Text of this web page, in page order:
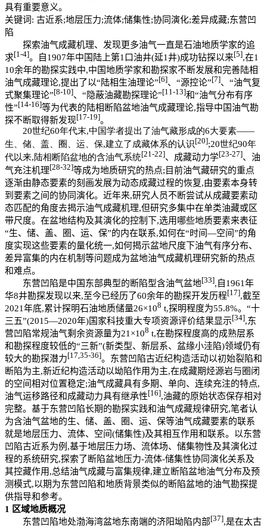
具有重要意义。
关键词: 古近系;地层压力;流体;储集性;协同演化;差异成藏;东营凹
陷
探索油气成藏机理、发现更多油气一直是石油地质学家的追
求[1-4]。自1907年中国陆上第1口油井(延1井)成功钻探以来[5],在1
10余年的勘探实践中,中国地质学家和勘探家不断发展和完善陆相
油气成藏理论,提出了以“陆相生油理论”[6]、“源控论”[7]、“油气复
式聚集理论”[8-10]、“隐蔽油藏勘探理论”[11-13]和“油气分布有序
性”[14-16]等为代表的陆相断陷盆地油气成藏理论,指导中国油气勘
探不断取得新发现[17-19]。
20世纪60年代末,中国学者提出了油气藏形成的6大要素——
生、储、盖、圈、运、保,建立了成藏体系的认识[20];20世纪90年
代以来,陆相断陷盆地的含油气系统[21-22]、成藏动力学[23-27]、油
气充注机理[28-32]等成为地质研究的热点;目前油气藏研究的重点
逐渐由静态要素的刻画发展为动态成藏过程的恢复,由要素本身转
到要素之间的协同演化。近年来,研究人员不断尝试从成藏要素动
态匹配的角度去揭示油气成藏机理,但研究多集中在单类油藏或区
带尺度。在盆地结构及其演化的控制下,选用哪些地质要素来表征
“生、储、盖、圈、运、保”的内在联系,如何在“时间—空间”的角
度实现这些要素的量化统一,如何揭示盆地尺度下油气有序分布、
差异富集的内在机制等问题成为盆地油气成藏机理研究新的热点
和难点。
东营凹陷是中国东部典型的断陷型含油气盆地[33],自1961年
华8井勘探发现以来,至今已经历了60余年的勘探开发历程[17],截至
2021年底,累计探明石油地质储量26×108 t,探明程度为55.8%。“十
三五”(2015—2020年)国家科技重大专项资源评价结果显示[34],东
营凹陷常规油气剩余资源量为21×108 t,在勘探程度高的成熟层系
和勘探程度较低的“三新”(新类型、新层系、盆缘小洼陷)领域仍有
较大的勘探潜力[17,35-36]。东营凹陷古近纪构造活动以初始裂陷和
断陷为主,新近纪构造活动以坳陷作用为主,在成藏期烃源岩与圈闭
的空间相对位置稳定;油气成藏具有多期、单向、连续充注的特点,
油气运移路径和成藏动力具有继承性[16],油藏的原始状态保存相对
完整。基于东营凹陷长期的勘探实践和油气成藏规律研究,笔者认
为含油气盆地的生、储、盖、圈、运、保等油气成藏要素的联系
就是地层压力、流体、空间(储集性)及其相互作用和联系。以东营
凹陷古近系为例,基于地层压力场、流体场、储集物性及其演化过
程的系统研究,探索了断陷盆地压力-流体-储集性协同演化关系及
其控藏作用,总结油气成藏与富集规律,建立断陷盆地油气分布及预
测模式,以期为东营凹陷和地质背景类似的断陷盆地的油气勘探提
供指导和参考。
1
区域地质概况
东营凹陷地处渤海湾盆地东南端的济阳坳陷内部[37],是在太古